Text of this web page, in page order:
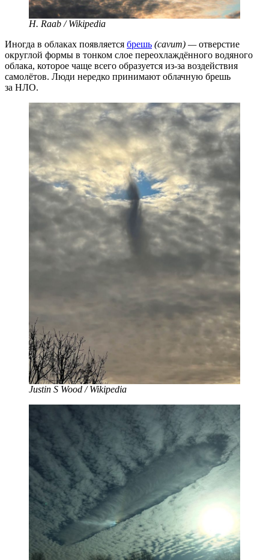
H. Raab / Wikipedia
Иногда в облаках появляется брешь (cavum) —отверстие
округлой формы в тонком слое переохлаждённого водяного
облака, которое чаще всего образуется из-за воздействия
самолётов. Люди нередко принимают облачную брешь
за НЛО.
Justin S Wood / Wikipedia